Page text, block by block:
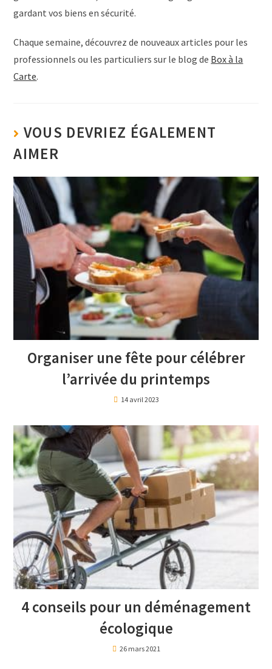
gardant vos biens en sécurité.
Chaque semaine, découvrez de nouveaux articles pour les
professionnels ou les particuliers sur le blog de Box à la
Carte.
VOUS DEVRIEZ ÉGALEMENT
AIMER
Organiser une fête pour célébrer
l’arrivée du printemps
14 avril 2023
4 conseils pour un déménagement
écologique
26 mars 2021